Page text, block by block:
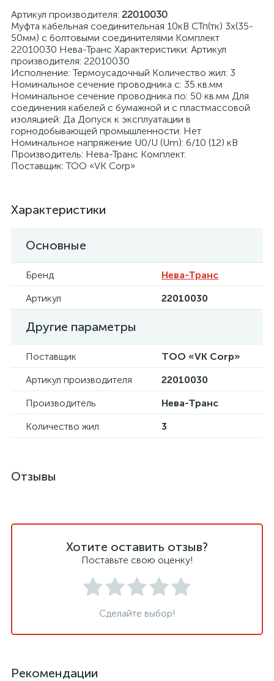
Артикул производителя: 22010030
Муфта кабельная соединительная 10кВ СТп(тк) 3х(35-
50мм) с болтовыми соединителями Комплект
22010030 Нева-Транс Характеристики: Артикул
производителя: 22010030
Исполнение: Термоусадочный Количество жил: 3
Номинальное сечение проводника с: 35 кв.мм
Номинальное сечение проводника по: 50 кв.мм Для
соединения кабелей с бумажной и с пластмассовой
изоляцией: Да Допуск к эксплуатации в
горнодобывающей промышленности: Нет
Номинальное напряжение U0/U (Um): 6/10 (12) кВ
Производитель: Нева-Транс Комплект.
Поставщик: ТОО «VK Corp»
Характеристики
Основные
Бренд
Нева-Транс
Артикул
22010030
Другие параметры
Поставщик
ТОО «VK Corp»
Артикул производителя
22010030
Производитель
Нева-Транс
Количество жил
3
Отзывы
Хотите оставить отзыв?
Поставьте свою оценку!
Сделайте выбор!
Рекомендации